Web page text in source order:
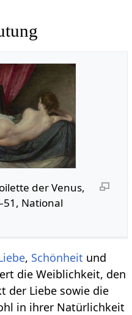
der Venus,
National
, Schönheit und
die Weiblichkeit, den
der Liebe sowie die
in ihrer Natürlichkeit